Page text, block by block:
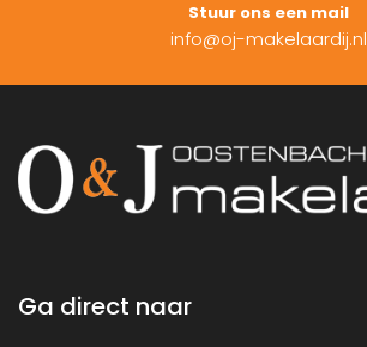
Stuur ons een mail
info@oj-makelaardij.nl
Ga direct naar